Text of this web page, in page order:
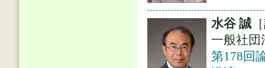
水谷 誠
一般社
第178回